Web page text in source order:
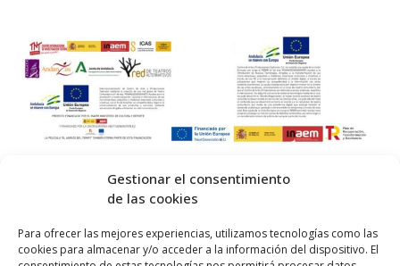
Gestionar el consentimiento
de las cookies
Para ofrecer las mejores experiencias, utilizamos tecnologías como las
cookies para almacenar y/o acceder a la información del dispositivo. El
by QM.